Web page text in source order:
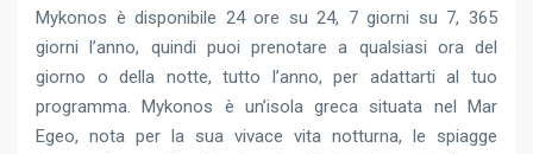
Mykonos è disponibile 24 ore su 24, 7 giorni su 7, 365
giorni l’anno, quindi puoi prenotare a qualsiasi ora del
giorno o della notte, tutto l’anno, per adattarti al tuo
programma. Mykonos è un’isola greca situata nel Mar
Egeo, nota per la sua vivace vita notturna, le spiagge